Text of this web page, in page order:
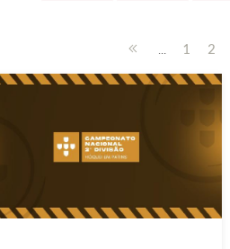
... 1 2